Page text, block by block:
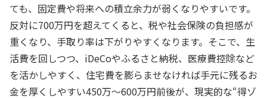
ても、固定費や将来への積立余力が弱くなりやすいです。
反対に700万円を超えてくると、税や社会保険の負担感が
重くなり、手取り率は下がりやすくなります。そこで、生
活費を回しつつ、iDeCoやふるさと納税、医療費控除など
を活かしやすく、住宅費を膨らませなければ手元に残るお
金を厚くしやすい450万〜600万円前後が、現実的な“得ゾ